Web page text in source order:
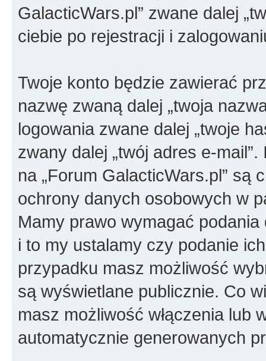
GalacticWars.pl” zwane dalej
ciebie po rejestracji i
Twoje konto będzie zawierać
nazwę zwaną dalej „twoja
logowania zwane dalej „twoje
zwany dalej „twój adres e-
na „Forum GalacticWars.pl” są
ochrony danych osobowych w
Mamy prawo wymagać
i to my ustalamy czy podanie
przypadku masz możliwość
są wyświetlane publicznie. Co
masz możliwość włączenia lub
automatycznie generowanych